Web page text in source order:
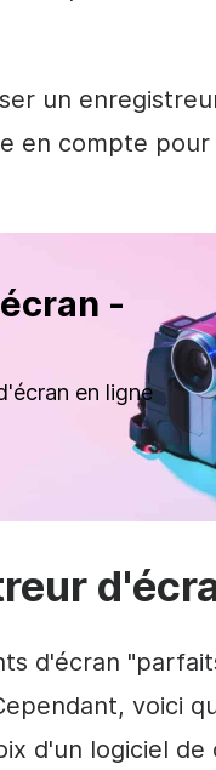
un
en compte
-
en ligne
d'écran
voici
d'un logiciel de